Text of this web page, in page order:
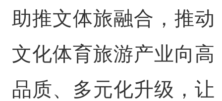
助推文体旅融合，推动
文化体育旅游产业向高
品质、多元化升级，让